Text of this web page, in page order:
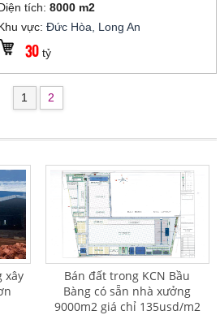
tích:8000 m2
vực:Đức Hòa, Long An
30 tỷ
1 2
xây
Bán đất trong KCN Bầu
Bàng có sẵn nhà xưởng
9000m2 giá chỉ 135usd/m2